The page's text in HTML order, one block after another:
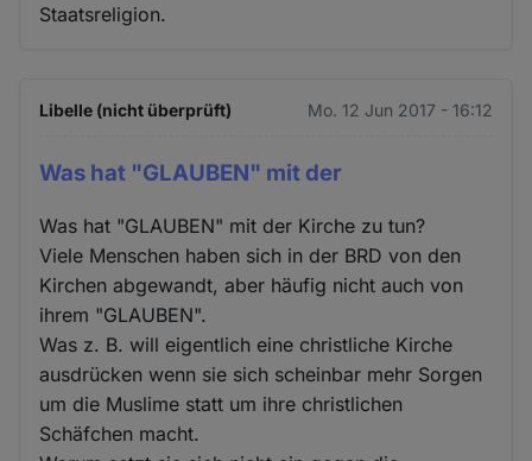
Staatsreligion.
Libelle (nicht überprüft) Mo. 12 Jun 2017 - 16:12
Was hat "GLAUBEN" mit der
Was hat "GLAUBEN" mit der Kirche zu tun?
Viele Menschen haben sich in der BRD von den
Kirchen abgewandt, aber häufig nicht auch von
ihrem "GLAUBEN".
Was z. B. will eigentlich eine christliche Kirche
ausdrücken wenn sie sich scheinbar mehr Sorgen
um die Muslime statt um ihre christlichen
Schäfchen macht.